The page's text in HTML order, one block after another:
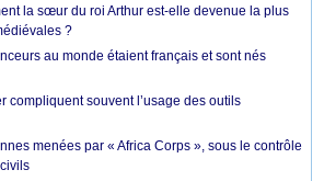
la sœur du roi Arthur est-elle devenue la plus
?
au monde étaient français et sont nés
compliquent souvent l’usage des outils
menées par « Africa Corps », sous le contrôle